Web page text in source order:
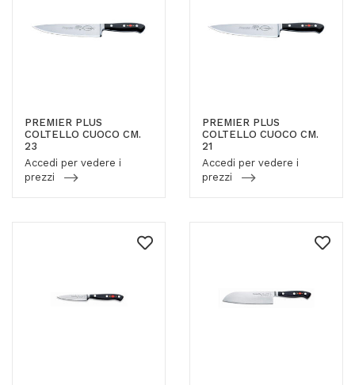
PREMIER PLUS
COLTELLO CUOCO CM.
23
Accedi per vedere i
prezzi
PREMIER PLUS
COLTELLO CUOCO CM.
21
Accedi per vedere i
prezzi